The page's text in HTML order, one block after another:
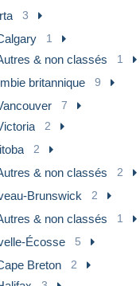
3
1
& non classés 1
britannique 9
7
2
2
& non classés 2
Brunswick 2
& non classés 1
Écosse 5
Breton 2